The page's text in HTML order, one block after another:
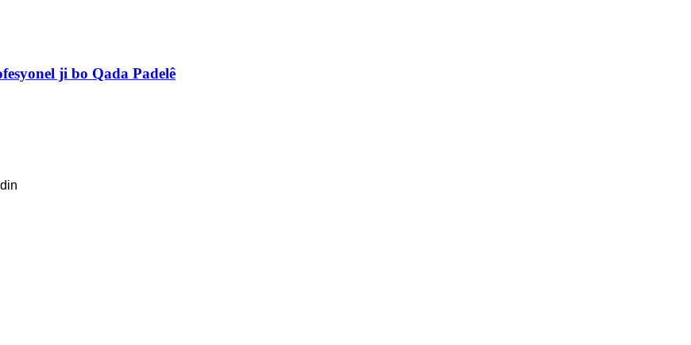
ji bo Qada Padelê